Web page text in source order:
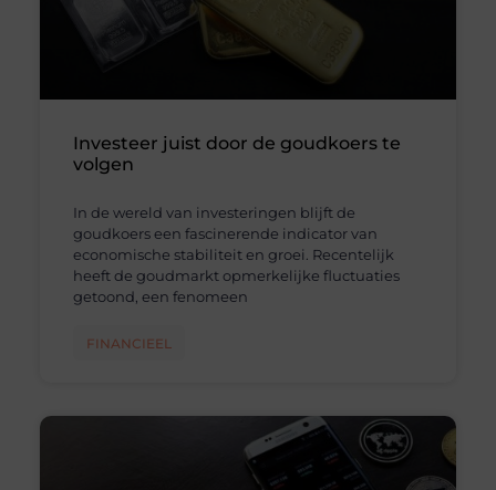
Investeer juist door de goudkoers te
volgen
In de wereld van investeringen blijft de
goudkoers een fascinerende indicator van
economische stabiliteit en groei. Recentelijk
heeft de goudmarkt opmerkelijke fluctuaties
getoond, een fenomeen
FINANCIEEL